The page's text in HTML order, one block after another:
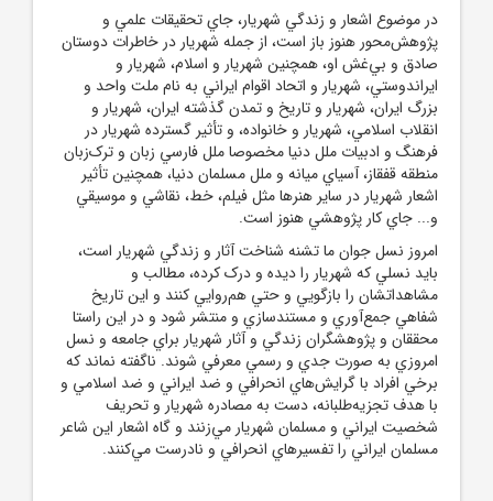
در موضوع اشعار و زندگي شهريار، جاي تحقيقات علمي و
پژوهش‌محور هنوز باز است، از جمله شهريار در خاطرات دوستان
صادق و بي‌غش او، همچنين شهريار و اسلام، شهريار و
ايراندوستي‌، شهريار و اتحاد اقوام ايراني به نام ملت واحد و
بزرگ ايران، شهريار و تاريخ و تمدن گذشته ايران، شهريار و
انقلاب اسلامي، شهريار و خانواده، و تأثير گسترده شهريار در
فرهنگ و ادبيات ملل دنيا مخصوصا ملل فارسي زبان و ترک‌زبان
منطقه قفقاز، آسياي ميانه و ملل مسلمان دنيا، همچنين تأثير
اشعار شهريار در ساير هنرها مثل فيلم، خط، نقاشي و موسيقي
و... جاي کار پژوهشي هنوز است.
امروز نسل جوان ما تشنه شناخت آثار و زندگي شهريار است،
بايد نسلي که شهريار را ديده و درک کرده، مطالب و
مشاهداتشان را بازگويي و حتي هم‌روايي کنند و اين تاريخ
شفاهي جمع‌آوري و مستندسازي و منتشر شود و در اين راستا
محققان و پژوهشگران زندگي و آثار شهريار براي جامعه و نسل
امروزي به صورت جدي و رسمي معرفي شوند. ناگفته نماند که
برخي افراد با گرايش‌هاي انحرافي و ضد ايراني و ضد اسلامي و
با هدف تجزيه‌طلبانه، دست به مصادره شهريار و تحريف
شخصيت ايراني و مسلمان شهريار مي‌زنند و گاه اشعار اين شاعر
مسلمان ايراني را تفسيرهاي انحرافي و نادرست مي‌کنند.